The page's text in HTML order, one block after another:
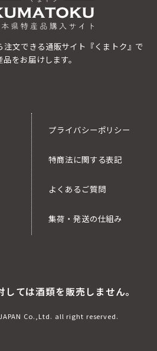
文できる通販サイト『くまトク』で
をお届けします。
プライバシーポリシー
特商法に関する表記
よくあるご質問
集荷・発送の仕組み
ては酒類を販売しません。
Co.,Ltd. all right reserved.